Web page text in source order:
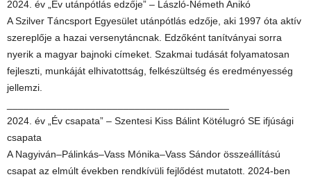
2024. év „Év utánpótlás edzője” – László-Németh Anikó
A Szilver Táncsport Egyesület utánpótlás edzője, aki 1997 óta aktív
szereplője a hazai versenytáncnak. Edzőként tanítványai sorra
nyerik a magyar bajnoki címeket. Szakmai tudását folyamatosan
fejleszti, munkáját elhivatottság, felkészültség és eredményesség
jellemzi.
2024. év „Év csapata” – Szentesi Kiss Bálint Kötélugró SE ifjúsági
csapata
A Nagyiván–Pálinkás–Vass Mónika–Vass Sándor összeállítású
csapat az elmúlt években rendkívüli fejlődést mutatott. 2024-ben